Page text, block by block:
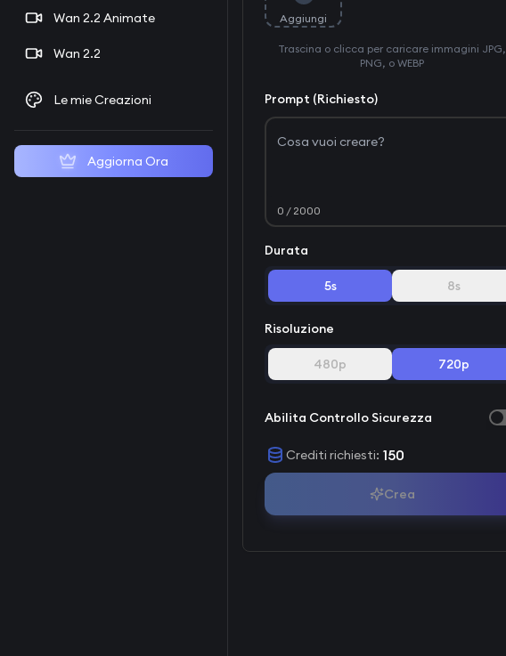
Wan 2.2 Animate
Wan 2.2
Le mie Creazioni
Aggiorna Ora
Aggiungi
Trascina o clicca per caricare immagini JPG,
PNG, o WEBP
Prompt (Richiesto)
0 / 2000
Durata
5s 8s
Risoluzione
480p 720p
Abilita Controllo Sicurezza
Crediti richiesti: 150
Crea